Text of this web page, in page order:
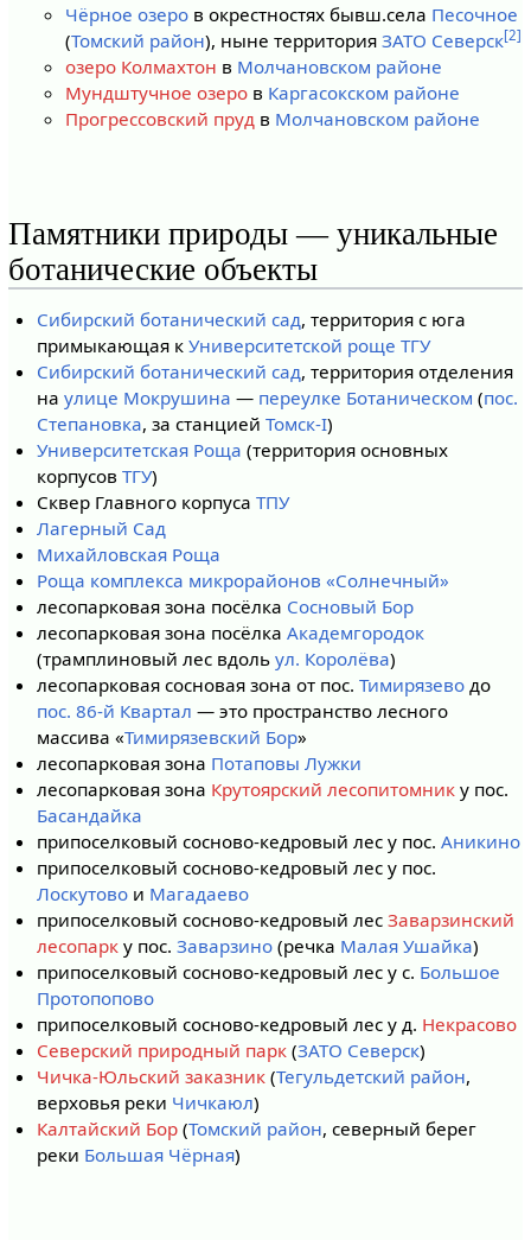
Чёрное озеро в окрестностях бывш.села Песочное
(Томский район), ныне территорияЗАТО Северск[2]
озеро Колмахтон в Молчановском районе
Мундштучное озеро в Каргасокском районе
Прогрессовский пруд в Молчановском районе
Памятники природы — уникальные
ботанические объекты
Сибирский ботанический сад, территория с юга
примыкающая кУниверситетской роще ТГУ
Сибирский ботанический сад, территория отделения
наулице Мокрушина — переулке Ботаническом (пос.
Степановка, за станциейТомск-I)
Университетская Роща (территория основных
корпусовТГУ)
Сквер Главного корпусаТПУ
Лагерный Сад
Михайловская Роща
Роща комплекса микрорайонов «Солнечный»
лесопарковая зона посёлка Сосновый Бор
лесопарковая зона посёлкаАкадемгородок
(трамплиновый лес вдольул. Королёва)
лесопарковая сосновая зона от пос.Тимирязево до
пос. 86-й Квартал — это пространство лесного
массива «Тимирязевский Бор»
лесопарковая зона Потаповы Лужки
лесопарковая зона Крутоярский лесопитомник у пос.
Басандайка
припоселковый сосново-кедровый лес у пос.Аникино
припоселковый сосново-кедровый лес у пос.
Лоскутово и Магадаево
припоселковый сосново-кедровый лесЗаварзинский
лесопарк у пос.Заварзино (речка Малая Ушайка)
припоселковый сосново-кедровый лес у с. Большое
Протопопово
припоселковый сосново-кедровый лес у д. Некрасово
Северский природный парк (ЗАТО Северск)
Чичка-Юльский заказник (Тегульдетский район,
верховья реки Чичкаюл)
Калтайский Бор (Томский район, северный берег
реки Большая Чёрная)